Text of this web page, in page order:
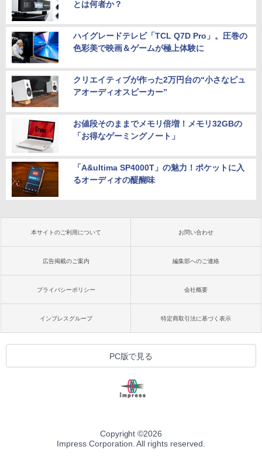
とは何者か？
ハイグレードテレビ「TCL Q7D Pro」。圧巻の
色彩美で映画＆ゲームが極上体験に
クリエイティブが作った2万円台の“小さなピュ
アオーディオスピーカー”
お値段そのままでメモリ倍増！メモリ32GBの
「お得なゲーミングノート」
「A&ultima SP4000T」の魅力！ポケットに入
るオーディオの醍醐味
本サイトのご利用について お問い合わせ
広告掲載のご案内 編集部へのご連絡
プライバシーポリシー 会社概要
インプレスグループ 特定商取引法に基づく表示
PC版で見る
Copyright ©2026
Impress Corporation. All rights reserved.